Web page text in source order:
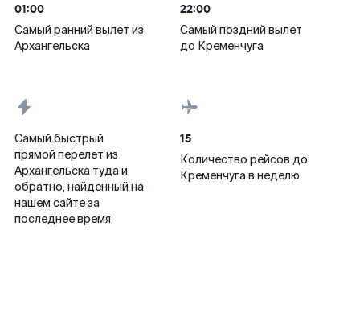
01:00
Самый ранний вылет из
Архангельска
22:00
Самый поздний вылет
до Кременчуга
Самый быстрый
прямой перелет из
Архангельска туда и
обратно, найденный на
нашем сайте за
последнее время
15
Количество рейсов до
Кременчуга в неделю